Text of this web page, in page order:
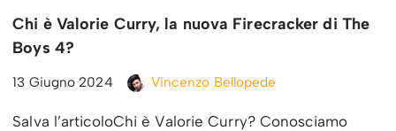
Chi è Valorie Curry, la nuova Firecracker di The
Boys 4?
13 Giugno 2024 Vincenzo Bellopede
Salva l’articoloChi è Valorie Curry? Conosciamo